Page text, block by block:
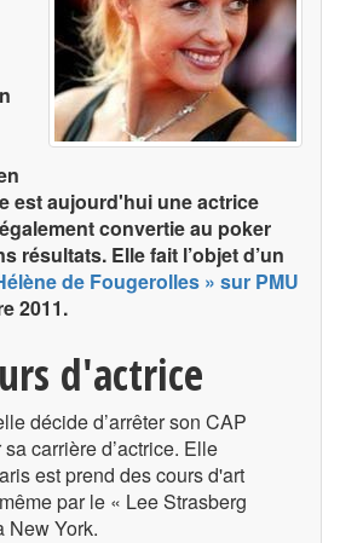
est aujourd'hui une actrice
convertie au poker
résultats. Elle fait l’objet d’un
de Fougerolles » sur PMU
2011.
d'actrice
décide d’arrêter son CAP
carrière d’actrice. Elle
est prend des cours d'art
par le « Lee Strasberg
New York.